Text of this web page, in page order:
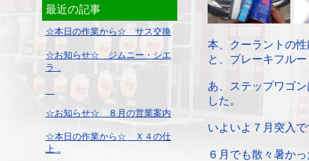
最近の記事
☆本日の作業から☆ サス交換
☆お知らせ☆ ジムニー・シエ
ラ ..
☆お知らせ☆ ８月の営業案内
☆本日の作業から☆ Ｘ４の仕
上 ..
本、クーラントの
と、ブレーキフル
あ、ステップワゴ
した。
いよいよ７月突入
６月でも散々暑か